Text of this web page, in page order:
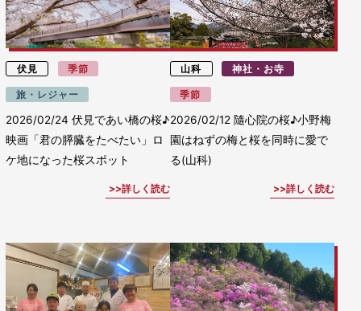
伏見 季節
旅・レジャー
2026/02/24伏見であい橋の桜♪
映画「君の膵臓をたべたい」ロ
ケ地になった桜スポット
詳しく読む
山科 神社・お寺
季節
2026/02/12 隨心院の桜♪小野梅
園はねずの梅と桜を同時に愛で
る(山科)
詳しく読む